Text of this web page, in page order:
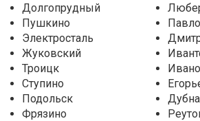
Долгопрудный
Пушкино
Электросталь
Жуковский
Троицк
Ступино
Подольск
Дубна
Фрязино